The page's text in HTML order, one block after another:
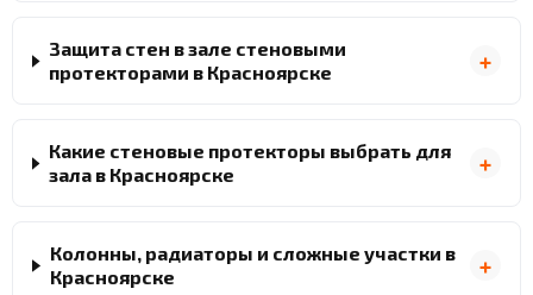
Защита стен в зале стеновыми
протекторами в Красноярске
Какие стеновые протекторы выбрать для
зала в Красноярске
Колонны, радиаторы и сложные участки в
Красноярске